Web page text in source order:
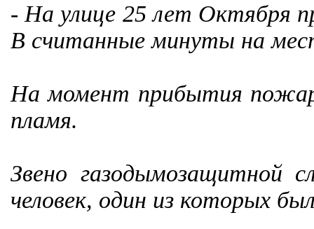
- На улице 25 лет Октября
В считанные минуты на
На момент прибытия
пламя.
Звено газодымозащитной
человек, один из которых